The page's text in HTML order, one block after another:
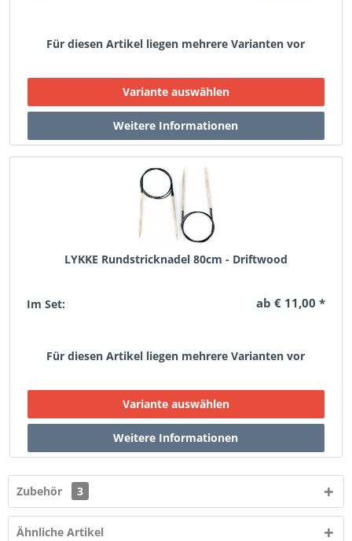
Für diesen Artikel liegen mehrere Varianten vor
LYKKE Rundstricknadel 80cm - Driftwood
Im Set: ab € 11,00 *
Für diesen Artikel liegen mehrere Varianten vor
Zubehör 3
Ähnliche Artikel